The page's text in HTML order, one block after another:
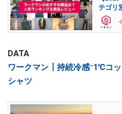
テゴリ
DATA
ワークマン┃持続冷感⁻1℃コ
シャツ